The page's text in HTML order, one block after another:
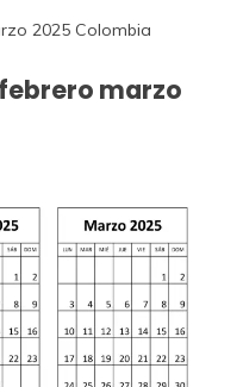
2025 Colombia
marzo